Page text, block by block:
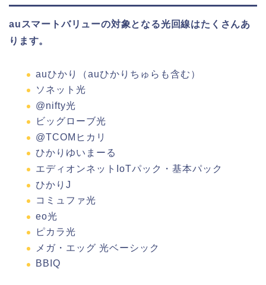
auスマートバリューの対象となる光回線はたくさんあ
ります。
auひかり（auひかりちゅらも含む）
ソネット光
@nifty光
ビッグローブ光
@TCOMヒカリ
ひかりゆいまーる
エディオンネットIoTパック・基本パック
ひかりJ
コミュファ光
eo光
ピカラ光
メガ・エッグ 光ベーシック
BBIQ